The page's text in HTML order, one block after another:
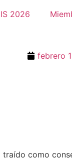
2026
febrero
como